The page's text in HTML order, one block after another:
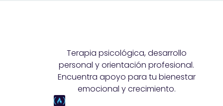
Terapia psicológica, desarrollo
personal y orientación profesional.
Encuentra apoyo para tu bienestar
emocional y crecimiento.